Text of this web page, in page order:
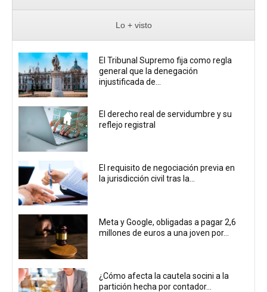
Lo + visto
El Tribunal Supremo fija como regla
general que la denegación
injustificada de...
El derecho real de servidumbre y su
reflejo registral
El requisito de negociación previa en
la jurisdicción civil tras la...
Meta y Google, obligadas a pagar 2,6
millones de euros a una joven por...
¿Cómo afecta la cautela socini a la
partición hecha por contador...